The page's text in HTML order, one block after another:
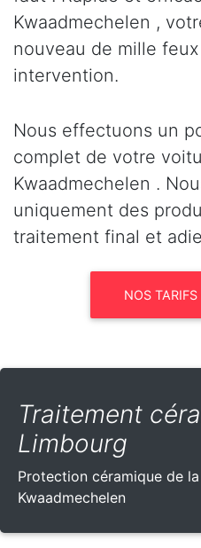
Kwaadmechelen ,
nouveau de mille
intervention.
Nous effectuons un
complet de votre
Kwaadmechelen .
uniquement des
traitement final et
NOS
Traitement
Limbourg
Protection céramique de
Kwaadmechelen